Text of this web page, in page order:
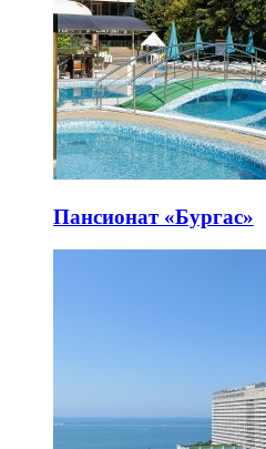
Пансионат «Бургас»